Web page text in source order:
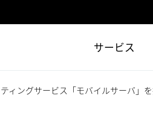
サービス
ィングサービス「モバイルサーバ」